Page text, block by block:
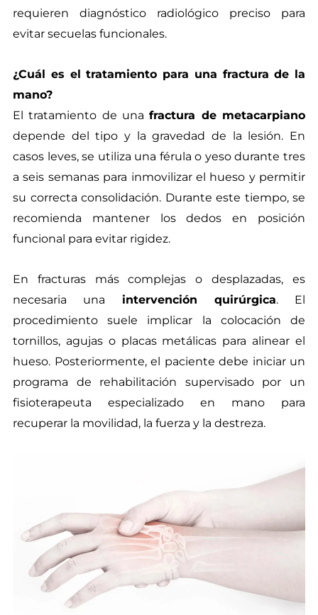
requieren diagnóstico radiológico preciso para
evitar secuelas funcionales.
¿Cuál es el tratamiento para una fractura de la
mano?
El tratamiento de unafractura de metacarpiano
depende del tipo y la gravedad de la lesión. En
casos leves, se utiliza una férula o yeso durante tres
a seis semanas para inmovilizar el hueso y permitir
su correcta consolidación. Durante este tiempo, se
recomienda mantener los dedos en posición
funcional para evitar rigidez.
En fracturas más complejas o desplazadas, es
necesaria una intervención quirúrgica. El
procedimiento suele implicar la colocación de
tornillos, agujas o placas metálicas para alinear el
hueso. Posteriormente, el paciente debe iniciar un
programa de rehabilitación supervisado por un
fisioterapeuta especializado en mano para
recuperar la movilidad, la fuerza y la destreza.